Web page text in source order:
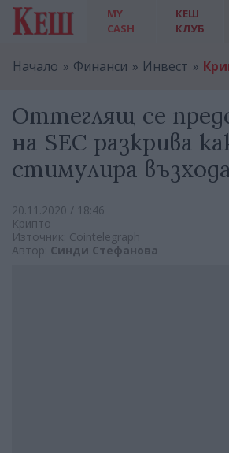
MY
CASH
КЕШ
КЛУБ
Начало Финанси Инвест
Оттеглящ се
на SEC разкрива
стимулира
20.11.2020 / 18:46
Крипто
Източник: Cointelegraph
Автор: Синди Стефанова